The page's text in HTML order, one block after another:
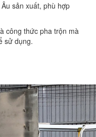
sản xuất, phù hợp
công thức pha trộn mà
sử dụng.